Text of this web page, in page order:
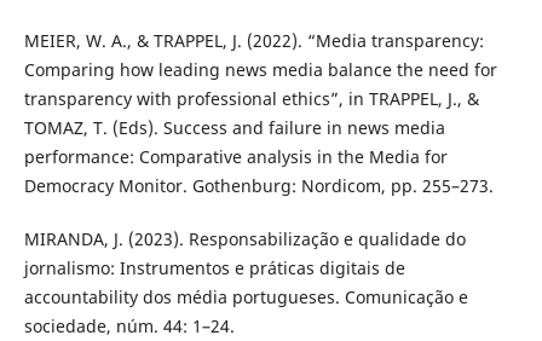
MEIER, W. A., & TRAPPEL, J. (2022). “Media transparency:
Comparing how leading news media balance the need for
transparency with professional ethics”, in TRAPPEL, J., &
TOMAZ, T. (Eds). Success and failure in news media
performance: Comparative analysis in the Media for
Democracy Monitor. Gothenburg: Nordicom, pp. 255–273.
MIRANDA, J. (2023). Responsabilização e qualidade do
jornalismo: Instrumentos e práticas digitais de
accountability dos média portugueses. Comunicação e
sociedade, núm. 44: 1–24.